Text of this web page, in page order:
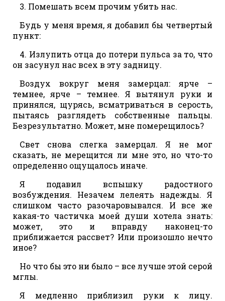
3. Помешать всем прочим убить нас.
Будь у меня время, я добавил бы четвертый
пункт:
4. Излупить отца до потери пульса за то, что
он засунул нас всех в эту задницу.
Воздух вокруг меня замерцал: ярче –
темнее, ярче – темнее. Я вытянул руки и
принялся, щурясь, всматриваться в серость,
пытаясь разглядеть собственные пальцы.
Безрезультатно. Может, мне померещилось?
Свет снова слегка замерцал. Я не мог
сказать, не мерещится ли мне это, но что-то
определенно ощущалось иначе.
Я подавил вспышку радостного
возбуждения. Незачем лелеять надежды. Я
слишком часто разочаровывался. И все же
какая-то частичка моей души хотела знать:
может, это и вправду наконец-то
приближается рассвет? Или произошло нечто
иное?
Но что бы это ни было – все лучше этой серой
мглы.
Я медленно приблизил руки к лицу.